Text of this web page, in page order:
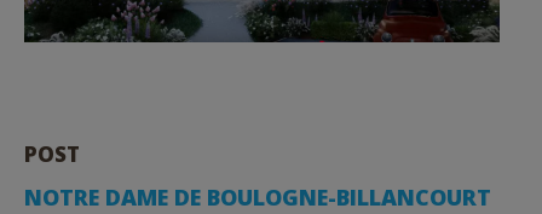
POST
NOTRE DAME DE BOULOGNE-BILLANCOURT